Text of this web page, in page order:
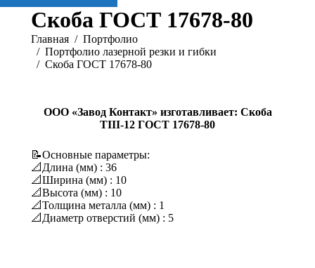
Скоба ГОСТ 17678-80
Вы здесь:
Главная
Портфолио
Портфолио лазерной резки и гибки
Скоба ГОСТ 17678-80
ООО «Завод Контакт» изготавливает: Скоба
TIII-12 ГОСТ 17678-80
📝Основные параметры:
📐Длина (мм) : 36
📐Ширина (мм) : 10
📐Высота (мм) : 10
📐Толщина металла (мм) : 1
📐Диаметр отверстий (мм) : 5